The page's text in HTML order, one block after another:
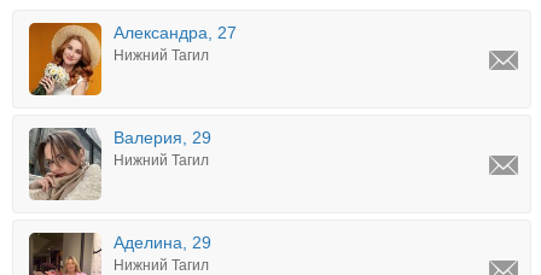
Александра, 27
Нижний Тагил
Валерия, 29
Нижний Тагил
Аделина, 29
Нижний Тагил